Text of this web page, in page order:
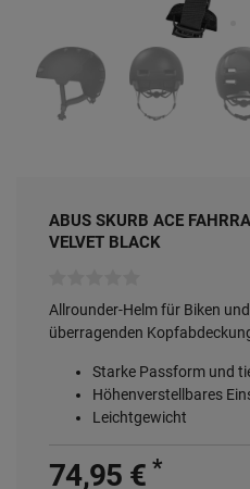
ABUS SKURB ACE
VELVET BLACK
Allrounder-Helm für Biken
überragenden
Starke Passform und
Höhenverstellbares
Leichtgewicht
74,95 €*